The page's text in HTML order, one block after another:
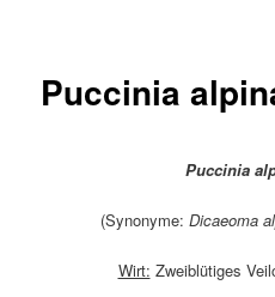
Puccinia
Puccinia
(Synonyme: Dicaeoma
Wirt: Zweiblütiges